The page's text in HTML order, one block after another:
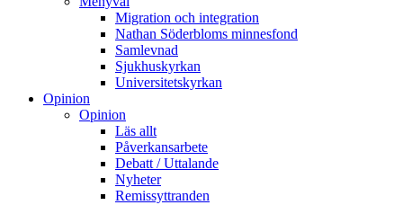
Migration och integration
Nathan Söderbloms minnesfond
Samlevnad
Sjukhuskyrkan
Universitetskyrkan
Opinion
Opinion
Läs allt
Påverkansarbete
Debatt / Uttalande
Nyheter
Remissyttranden